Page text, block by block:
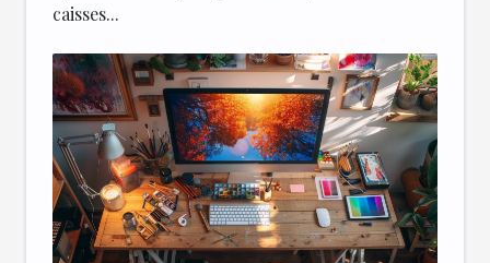
caisses...